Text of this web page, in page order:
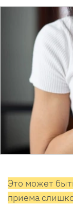
Это может
приема